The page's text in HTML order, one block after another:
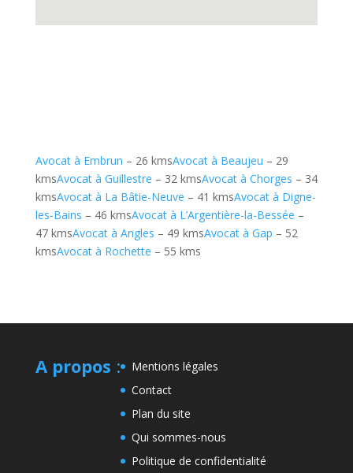
Avocat à Embrun – 26 kmsAvocat à Beaujeu – 29
kmsAvocat à Guillestre – 32 kmsAvocat à Chorges – 34
kmsAvocat à La Bâtie-Neuve – 41 kmsAvocat à Digne-
les-Bains – 46 kmsAvocat à L’Argentière-la-Bessée –
47 kmsAvocat à Angles – 49 kmsAvocat à Gap – 52
kmsAvocat à Rochette – 55 kms
A propos :
Mentions légales
Contact
Plan du site
Qui sommes-nous
Politique de confidentialité